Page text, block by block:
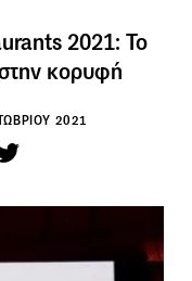
2021: To
κορυφή
2021